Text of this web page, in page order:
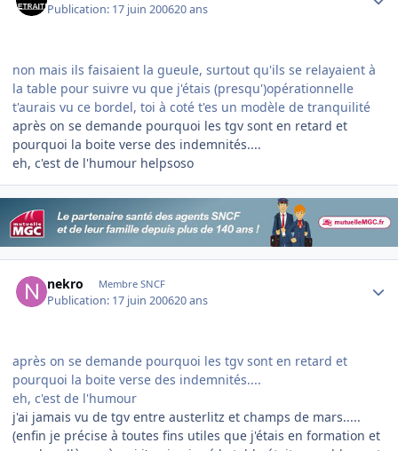
Publication: 17 juin 200620 ans
non mais ils faisaient la gueule, surtout qu'ils se relayaient à
la table pour suivre vu que j'étais (presqu')opérationnelle
t'aurais vu ce bordel, toi à coté t'es un modèle de tranquilité
après on se demande pourquoi les tgv sont en retard et
pourquoi la boite verse des indemnités....
eh, c'est de l'humour helpsoso
nekro Membre SNCF
Publication: 17 juin 200620 ans
après on se demande pourquoi les tgv sont en retard et
pourquoi la boite verse des indemnités....
eh, c'est de l'humour
j'ai jamais vu de tgv entre austerlitz et champs de mars.....
(enfin je précise à toutes fins utiles que j'étais en formation et